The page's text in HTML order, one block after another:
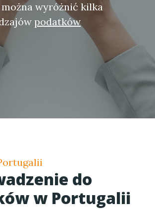
wyróżnić kilka
podatków
do
w Portugalii